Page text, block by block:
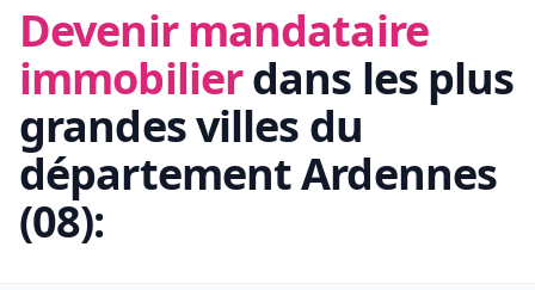
Devenir mandataire
immobilierdans les plus
grandes villes du
départementArdennes
(08):